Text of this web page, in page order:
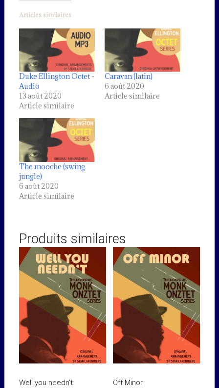
Articles similaires
Duke Ellington Octet -
Audio
13 août 2020
Article similaire
Caravan (latin)
6 août 2020
Article similaire
The mooche (swing
jungle)
6 août 2020
Article similaire
Produits similaires
Well you needn’t
Off Minor